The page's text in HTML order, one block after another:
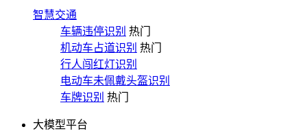
智慧交通
车辆违停识别 热门
机动车占道识别 热门
行人闯红灯识别
电动车未佩戴头盔识别
车牌识别 热门
大模型平台